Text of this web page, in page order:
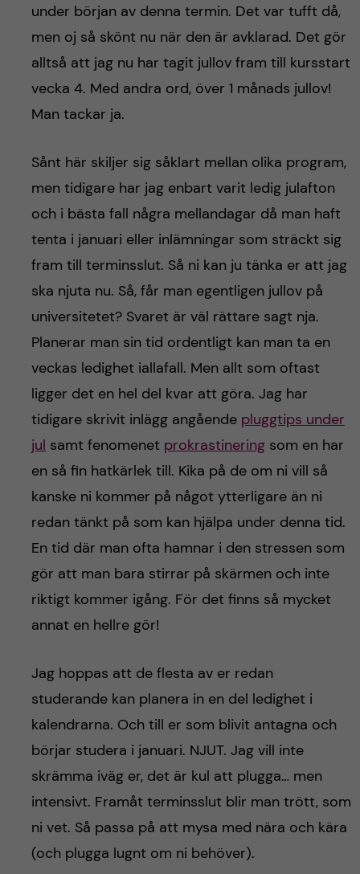
under början av denna termin. Det var tufft då,
men oj så skönt nu när den är avklarad. Det gör
alltså att jag nu har tagit jullov fram till kursstart
vecka 4. Med andra ord, över 1 månads jullov!
Man tackar ja.
Sånt här skiljer sig såklart mellan olika program,
men tidigare har jag enbart varit ledig julafton
och i bästa fall några mellandagar då man haft
tenta i januari eller inlämningar som sträckt sig
fram till terminsslut. Så ni kan ju tänka er att jag
ska njuta nu. Så, får man egentligen jullov på
universitetet? Svaret är väl rättare sagt nja.
Planerar man sin tid ordentligt kan man ta en
veckas ledighet iallafall. Men allt som oftast
ligger det en hel del kvar att göra. Jag har
tidigare skrivit inlägg angående pluggtips under
jul samt fenomenet prokrastineringsom en har
en så fin hatkärlek till. Kika på de om ni vill så
kanske ni kommer på något ytterligare än ni
redan tänkt på som kan hjälpa under denna tid.
En tid där man ofta hamnar i den stressen som
gör att man bara stirrar på skärmen och inte
riktigt kommer igång. För det finns så mycket
annat en hellre gör!
Jag hoppas att de flesta av er redan
studerande kan planera in en del ledighet i
kalendrarna. Och till er som blivit antagna och
börjar studera i januari. NJUT. Jag vill inte
skrämma iväg er, det är kul att plugga… men
intensivt. Framåt terminsslut blir man trött, som
ni vet. Så passa på att mysa med nära och kära
(och plugga lugnt om ni behöver).